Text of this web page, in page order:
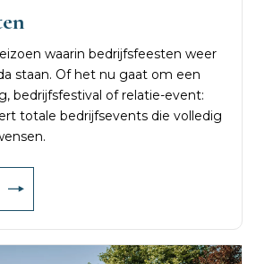
waarin bedrijfsfeesten weer
staan. Of het nu gaat om een
bedrijfsfestival of relatie-event:
totale bedrijfsevents die volledig